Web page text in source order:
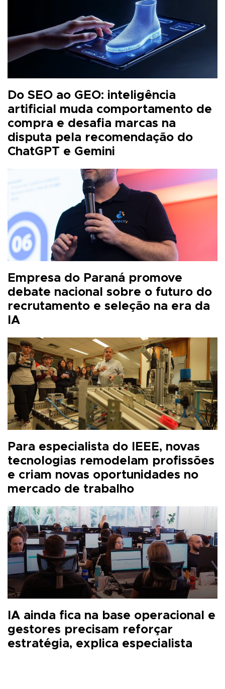
Do SEO ao GEO: inteligência
artificial muda comportamento de
compra e desafia marcas na
disputa pela recomendação do
ChatGPT e Gemini
Empresa do Paraná promove
debate nacional sobre o futuro do
recrutamento e seleção na era da
IA
Para especialista do IEEE, novas
tecnologias remodelam profissões
e criam novas oportunidades no
mercado de trabalho
IA ainda fica na base operacional e
gestores precisam reforçar
estratégia, explica especialista